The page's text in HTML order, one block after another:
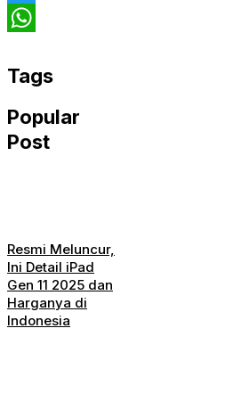
Twitter
Tags
Popular
Post
Resmi Meluncur,
Ini Detail iPad
Gen 11 2025 dan
Harganya di
Indonesia